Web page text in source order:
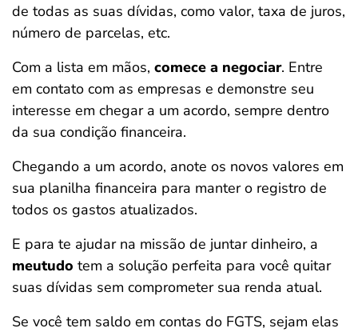
de todas as suas dívidas, como valor, taxa de juros,
número de parcelas, etc.
Com a lista em mãos, comece a negociar. Entre
em contato com as empresas e demonstre seu
interesse em chegar a um acordo, sempre dentro
da sua condição financeira.
Chegando a um acordo, anote os novos valores em
sua planilha financeira para manter o registro de
todos os gastos atualizados.
E para te ajudar na missão de juntar dinheiro, a
meutudo tem a solução perfeita para você quitar
suas dívidas sem comprometer sua renda atual.
Se você tem saldo em contas do FGTS, sejam elas